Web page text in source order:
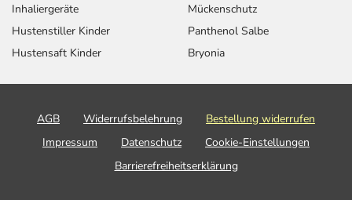
Inhaliergeräte
Hustenstiller Kinder
Hustensaft Kinder
Mückenschutz
Panthenol Salbe
Bryonia
AGB Widerrufsbelehrung
Bestellung widerrufen
Impressum
Datenschutz
Cookie-Einstellungen
Barrierefreiheitserklärung